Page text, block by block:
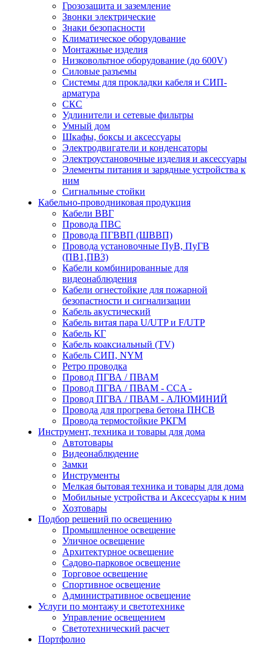
Грозозащита и заземление
Звонки электрические
Знаки безопасности
Климатическое оборудование
Монтажные изделия
Низковольтное оборудование (до 600V)
Силовые разъемы
Системы для прокладки кабеля и СИП-
арматура
СКС
Удлинители и сетевые фильтры
Умный дом
Шкафы, боксы и аксессуары
Электродвигатели и конденсаторы
Электроустановочные изделия и аксессуары
Элементы питания и зарядные устройства к
ним
Сигнальные стойки
Кабельно-проводниковая продукция
Кабели ВВГ
Провода ПВС
Провода ПГВВП (ШВВП)
Провода установочные ПуВ, ПуГВ
(ПВ1,ПВ3)
Кабели комбинированные для
видеонаблюдения
Кабели огнестойкие для пожарной
безопастности и сигнализации
Кабель акустический
Кабель витая пара U/UTP и F/UTP
Кабель КГ
Кабель коаксиальный (TV)
Кабель СИП, NYM
Ретро проводка
Провод ПГВА / ПВАМ
Провод ПГВА / ПВАМ - CCA -
Провод ПГВА / ПВАМ - АЛЮМИНИЙ
Провода для прогрева бетона ПНСВ
Провода термостойкие РКГМ
Инструмент, техника и товары для дома
Автотовары
Видеонаблюдение
Замки
Инструменты
Мелкая бытовая техника и товары для дома
Мобильные устройства и Аксессуары к ним
Хозтовары
Подбор решений по освещению
Промышленное освещение
Уличное освещение
Архитектурное освещение
Садово-парковое освещение
Торговое освещение
Спортивное освещение
Административное освещение
Услуги по монтажу и светотехнике
Управление освещением
Светотехнический расчет
Портфолио